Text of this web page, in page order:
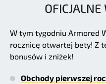
W tym tygodniu Armored
rocznicę otwartej bety! Z
bonusów i zniżek!
Obchody pierwszej